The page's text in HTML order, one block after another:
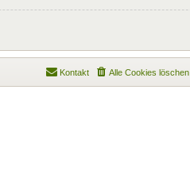
Alle Cookies löschen
Kontakt